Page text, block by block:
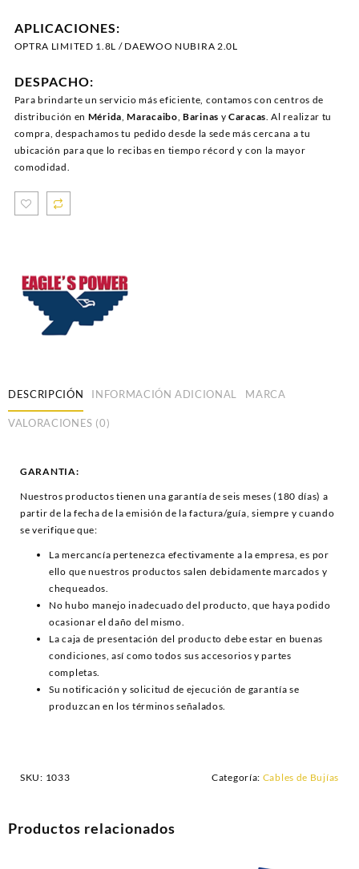
APLICACIONES:
OPTRA LIMITED 1.8L / DAEWOO NUBIRA 2.0L
DESPACHO:
Para brindarte un servicio más eficiente, contamos con centros de
distribución en Mérida,Maracaibo,Barinas yCaracas. Al realizar tu
compra, despachamos tu pedido desde la sede más cercana a tu
ubicación para que lo recibas en tiempo récord y con la mayor
comodidad.
DESCRIPCIÓN INFORMACIÓN ADICIONAL MARCA
VALORACIONES (0)
GARANTIA:
Nuestros productos tienen una garantía de seis meses (180 días) a
partir de la fecha de la emisión de la factura/guía, siempre y cuando
se verifique que:
La mercancía pertenezca efectivamente a la empresa, es por
ello que nuestros productos salen debidamente marcados y
chequeados.
No hubo manejo inadecuado del producto, que haya podido
ocasionar el daño del mismo.
La caja de presentación del producto debe estar en buenas
condiciones, así como todos sus accesorios y partes
completas.
Su notificación y solicitud de ejecución de garantía se
produzcan en los términos señalados.
SKU: 1033 Categoría: Cables de Bujías
Productos relacionados